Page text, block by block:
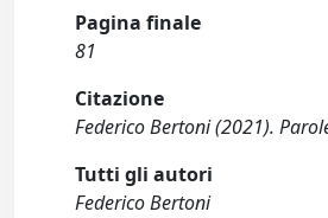
Pagina finale
81
Citazione
Federico Bertoni (2021).
Tutti gli autori
Federico Bertoni